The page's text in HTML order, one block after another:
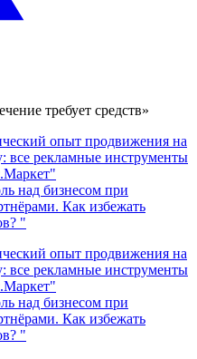
требует средств»
опыт продвижения на
все рекламные инструменты
над бизнесом при
Как избежать
"
опыт продвижения на
все рекламные инструменты
над бизнесом при
Как избежать
"